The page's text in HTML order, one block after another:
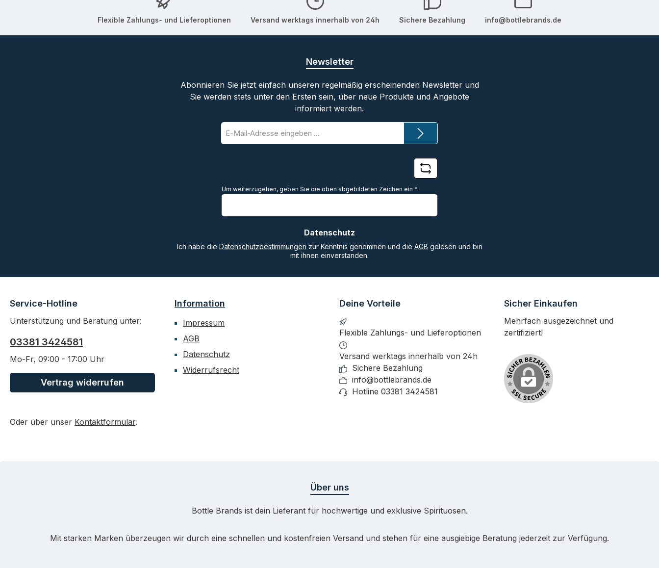
Flexible Zahlungs- und Lieferoptionen Versand werktags innerhalb von 24h Sichere Bezahlung info@bottlebrands.de
Newsletter
Abonnieren Sie jetzt einfach unseren regelmäßig erscheinenden Newsletter und
Sie werden stets unter den Ersten sein, über neue Produkte und Angebote
informiert werden.
E-
Mail-
Adresse
Um weiterzugehen, geben Sie die oben abgebildeten Zeichen ein *
Datenschutz
Ich habe die Datenschutzbestimmungen zur Kenntnis genommen und die AGB gelesen und bin
mit ihnen einverstanden.
Service-Hotline
Unterstützung und Beratung unter:
03381 3424581
Mo-Fr, 09:00 - 17:00 Uhr
Vertrag widerrufen
Oder über unser Kontaktformular.
Information
Impressum
AGB
Datenschutz
Widerrufsrecht
Deine Vorteile
Flexible Zahlungs- und Lieferoptionen
Versand werktags innerhalb von 24h
Sichere Bezahlung
info@bottlebrands.de
Hotline 03381 3424581
Sicher Einkaufen
Mehrfach ausgezeichnet und
zertifiziert!
Über uns
Bottle Brands ist dein Lieferant für hochwertige und exklusive Spirituosen.
Mit starken Marken überzeugen wir durch eine schnellen und kostenfreien Versand und stehen für eine ausgiebige Beratung jederzeit zur Verfügung.